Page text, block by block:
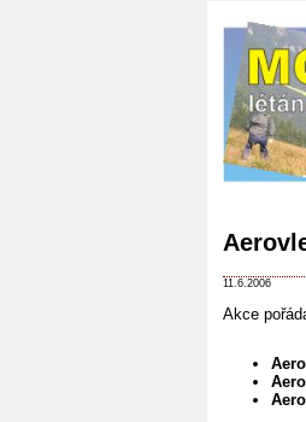
11.6.2006
Akce